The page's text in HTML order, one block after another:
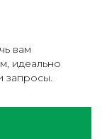
вам
идеально
запросы.